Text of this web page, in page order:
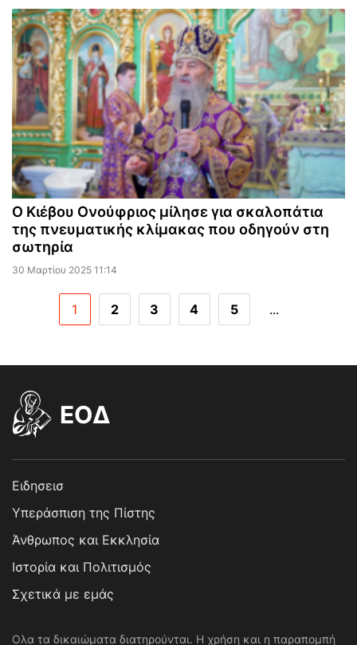
Ο Κιέβου Ονούφριος μίλησε για σκαλοπάτια
της πνευματικής κλίμακας που οδηγούν στη
σωτηρία
30 Μαρτίου 2025 11:14
1 2 3 4 5 ...
EOΔ
Ειδησεισ
Υπεράσπιση της Πίστης
Άνθρωπος και Εκκλησία
Ιστορία και Πολιτισμός
Σχετικά με εμάς
Ολα τα δικαιώματα διατηρούνται. Η χρήση και η παραπομπή